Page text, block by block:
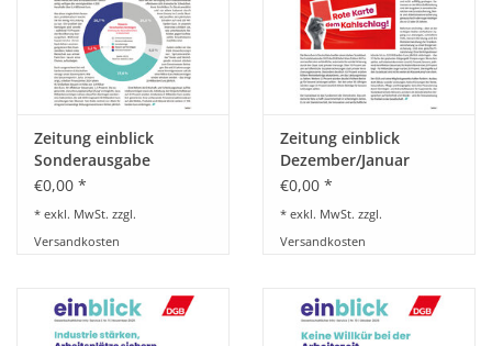
Zeitung einblick
Sonderausgabe
November 2025
€0,00 *
* exkl. MwSt. zzgl.
Versandkosten
Zeitung einblick
Dezember/Januar
11/2025 01/2026
€0,00 *
* exkl. MwSt. zzgl.
Versandkosten